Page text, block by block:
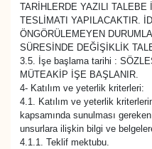
TARİHLERDE YAZILI TALEBE
TESLİMATI YAPILACAKTIR.
ÖNGÖRÜLEMEYEN
SÜRESİNDE DEĞİŞİKLİK
3.5. İşe başlama tarihi :
MÜTEAKİP İŞE BAŞLANIR.
4- Katılım ve yeterlik kriterleri:
4.1. Katılım ve yeterlik
kapsamında sunulması
unsurlara ilişkin bilgi ve
4.1.1. Teklif mektubu.